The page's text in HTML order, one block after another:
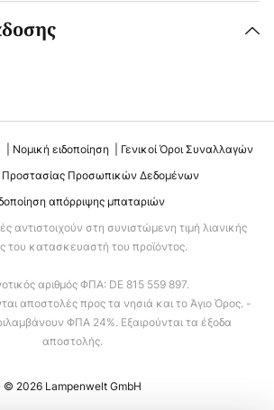
Νομική ειδοποίηση
Γενικοί Όροι Συναλλαγών
Προστασίας Προσωπικών Δεδομένων
απόρριψης μπαταριών
αντιστοιχούν στη συνιστώμενη τιμή λιανικής
του κατασκευαστή του προϊόντος.
αριθμός ΦΠΑ: DE 815 559 897.
αποστολές προς τα νησιά και το Άγιο Όρος. -
ΦΠΑ 24%. Εξαιρούνται τα έξοδα
αποστολής.
© 2026 Lampenwelt GmbH